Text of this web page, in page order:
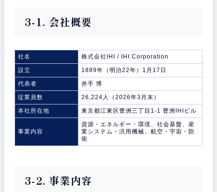
3-1. 会社概要
社名
株式会社IHI / IHI Corporation
設立
1889年（明治22年）1月17日
代表者
井手 博
従業員数
26,224人（2026年3月末）
本社所在地
東京都江東区豊洲三丁目1-1 豊洲IHIビル
事業内容
資源・エネルギー・環境、社会基盤、産
業システム・汎用機械、航空・宇宙・防
衛
3-2. 事業内容